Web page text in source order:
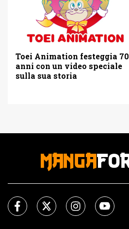
Toei Animation festeggia 70
anni con un video speciale
sulla sua storia